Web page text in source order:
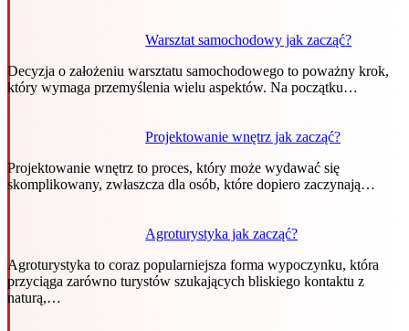
Warsztat samochodowy jak zacząć?
Decyzja o założeniu warsztatu samochodowego to poważny krok,
który wymaga przemyślenia wielu aspektów. Na początku…
Projektowanie wnętrz jak zacząć?
Projektowanie wnętrz to proces, który może wydawać się
skomplikowany, zwłaszcza dla osób, które dopiero zaczynają…
Agroturystyka jak zacząć?
Agroturystyka to coraz popularniejsza forma wypoczynku, która
przyciąga zarówno turystów szukających bliskiego kontaktu z
naturą,…